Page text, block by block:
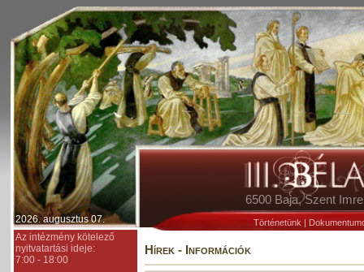
2026. augusztus 07.
6500 Baja, Szent
Történetünk |
Az intézmény kötelező
nyitvatartási ideje:
7:00 - 18:00
Hírek - Információk